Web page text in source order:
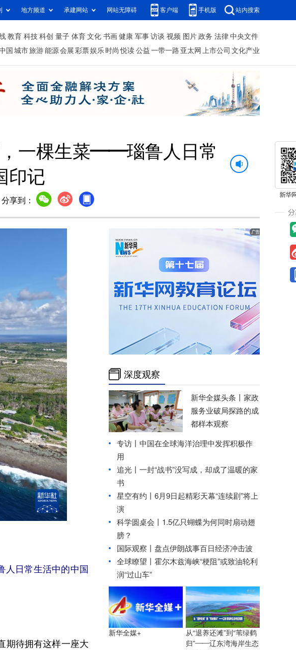
地方频道 承建网站 网站无障碍 客户端 手机版 站内搜索
教育 科技 科创 量子 体育 文化 书画 健康 军事 访谈 视频 图片 政务 法律 中央文件
国 城市旅游 能源 会展 彩票娱乐 时尚 悦读 公益 一带一路 亚太网 上市公司 文化产业
一棵生菜——瑙鲁人日常
印记
分享到：
日常生活中的中国
期待拥有这样一座大
深度观察
新华全媒头条丨 家政
服务业破局探路的成
都样本观察
专访丨中国在全球海洋治理中发挥积极作
用
追光丨 一封“战书”没写成，却成了温暖的家
书
星空有约丨 6月9日起精彩天幕“连续剧”将上
演
科学圆桌会丨1.5亿只蝴蝶为何同时扇动翅
膀？
国际观察丨 盘点伊朗战事百日经济冲击波
全球瞭望丨霍尔木兹海峡“梗阻”或致油轮利
润“过山车”
新华全媒+
从“退养还滩”到“苇绿鹤
归”——辽东湾海岸生态